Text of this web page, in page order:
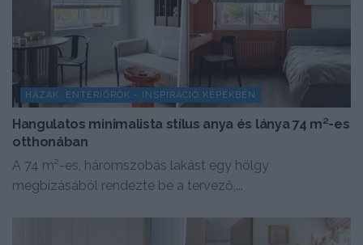
HÁZAK, ENTERIŐRÖK - INSPIRÁCIÓ KÉPEKBEN
Hangulatos minimalista stílus anya és lánya 74 m²-es
otthonában
A 74 m²-es, háromszobás lakást egy hölgy
megbízásából rendezte be a tervező,...